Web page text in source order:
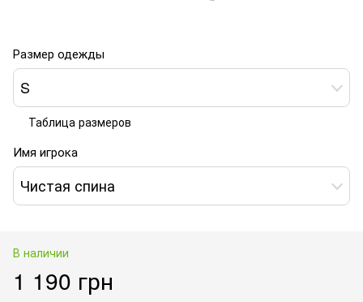
Размер одежды
S
Таблица размеров
Имя игрока
Чистая спина
В наличии
1 190 грн